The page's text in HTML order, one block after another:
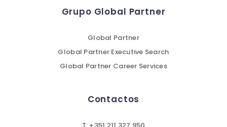
Grupo Global Partner
Global Partner
Global Partner Executive Search
Global Partner Career Services
Contactos